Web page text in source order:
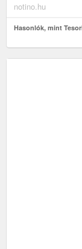
notino.hu
Hasonlók, mint